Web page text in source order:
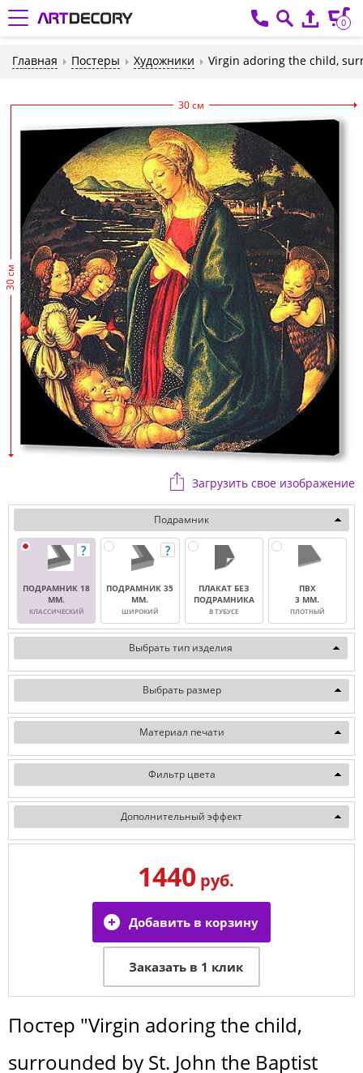
0
Главная Постеры Художники Virgin adoring the child,
30 см
30 см
Загрузить свое изображение
Подрамник
ПОДРАМНИК 18
ММ.
КЛАССИЧЕСКИЙ
ПОДРАМНИК 35
ММ.
ШИРОКИЙ
ПЛАКАТ БЕЗ
ПОДРАМНИКА
В ТУБУСЕ
ПВХ
3 ММ.
ПЛОТНЫЙ
Выбрать тип изделия
Выбрать размер
Материал печати
Фильтр цвета
Дополнительный эффект
1440руб.
Постер "Virgin adoring the child,
surrounded by St. John the Baptist